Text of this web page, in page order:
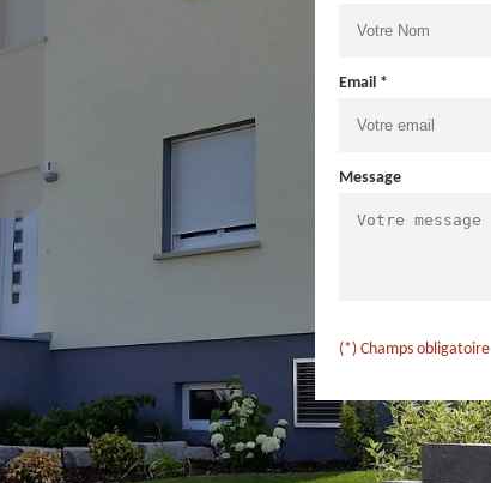
Email *
Message
(*) Champs obligatoire